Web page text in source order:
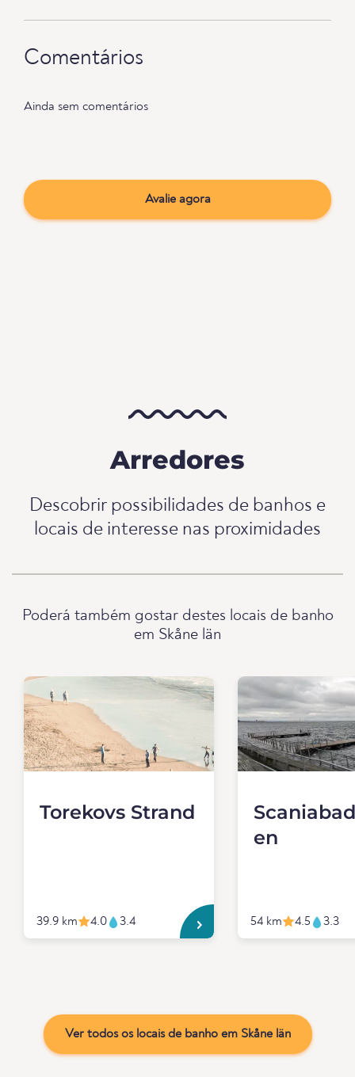
Comentários
Ainda sem comentários
Avalie agora
Arredores
Descobrir possibilidades de banhos e
locais de interesse nas proximidades
Poderá também gostar destes locais de banho
em Skåne län
Torekovs Strand
39.9 km 4.0 3.4
en
54 km 4.5 3.3
Ver todos os locais de banho em Skåne län